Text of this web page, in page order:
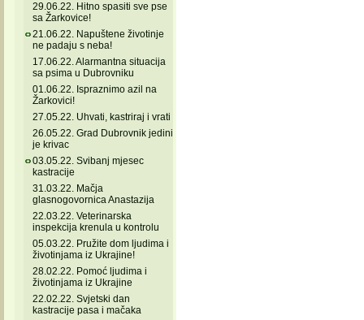
29.06.22. Hitno spasiti sve pse
sa Žarkovice!
21.06.22. Napuštene životinje
ne padaju s neba!
17.06.22. Alarmantna situacija
sa psima u Dubrovniku
01.06.22. Ispraznimo azil na
Žarkovici!
27.05.22. Uhvati, kastriraj i vrati
26.05.22. Grad Dubrovnik jedini
je krivac
03.05.22. Svibanj mjesec
kastracije
31.03.22. Mačja
glasnogovornica Anastazija
22.03.22. Veterinarska
inspekcija krenula u kontrolu
05.03.22. Pružite dom ljudima i
životinjama iz Ukrajine!
28.02.22. Pomoć ljudima i
životinjama iz Ukrajine
22.02.22. Svjetski dan
kastracije pasa i mačaka